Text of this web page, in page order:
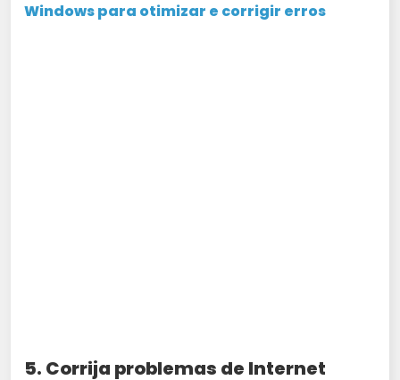
Windows para otimizar e corrigir erros
5. Corrija problemas de Internet